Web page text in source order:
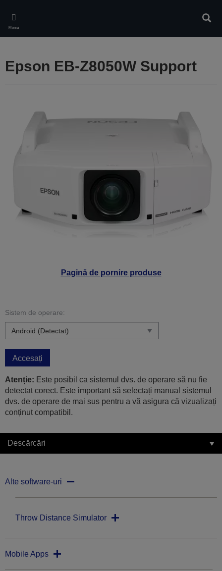
main
content
Meniu
Pagină de pornire produse
Epson EB-Z8050W Support
Sistem de operare:
Accesați
Atenție: Este posibil ca sistemul dvs. de operare să nu fie
detectat corect. Este important să selectați manual sistemul
dvs. de operare de mai sus pentru a vă asigura că vizualizați
conținut compatibil.
Descărcări
Alte software-uri
Throw Distance Simulator
Mobile Apps